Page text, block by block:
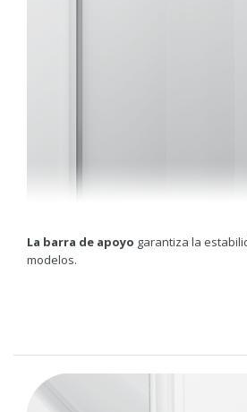
La barra de apoyo garantiza la
modelos.